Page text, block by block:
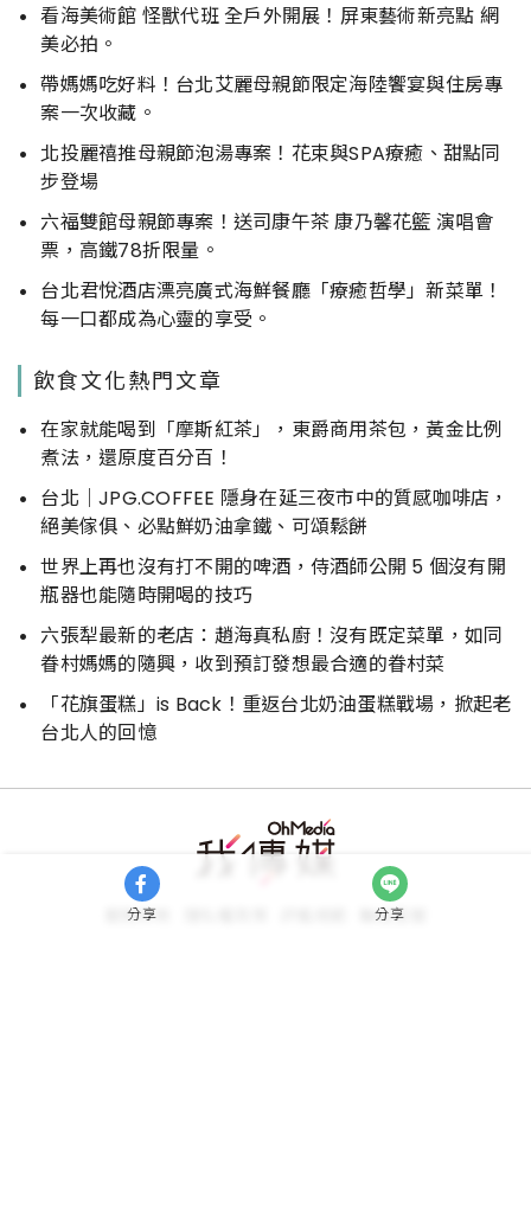
看海美術館 怪獸代班 全戶外開展！屏東藝術新亮點 網
美必拍。
帶媽媽吃好料！台北艾麗母親節限定海陸饗宴與住房專
案一次收藏。
北投麗禧推母親節泡湯專案！花束與SPA療癒、甜點同
步登場
六福雙館母親節專案！送司康午茶 康乃馨花籃 演唱會
票，高鐵78折限量。
台北君悅酒店漂亮廣式海鮮餐廳「療癒哲學」新菜單！
每一口都成為心靈的享受。
飲食文化熱門文章
在家就能喝到「摩斯紅茶」，東爵商用茶包，黃金比例
煮法，還原度百分百！
台北｜JPG.COFFEE 隱身在延三夜市中的質感咖啡店，
絕美傢俱、必點鮮奶油拿鐵、可頌鬆餅
世界上再也沒有打不開的啤酒，侍酒師公開 5 個沒有開
瓶器也能隨時開喝的技巧
六張犁最新的老店：趙海真私廚！沒有既定菜單，如同
眷村媽媽的隨興，收到預訂發想最合適的眷村菜
「花旗蛋糕」is Back！重返台北奶油蛋糕戰場，掀起老
台北人的回憶
分享 分享
服務條款
聯絡客服